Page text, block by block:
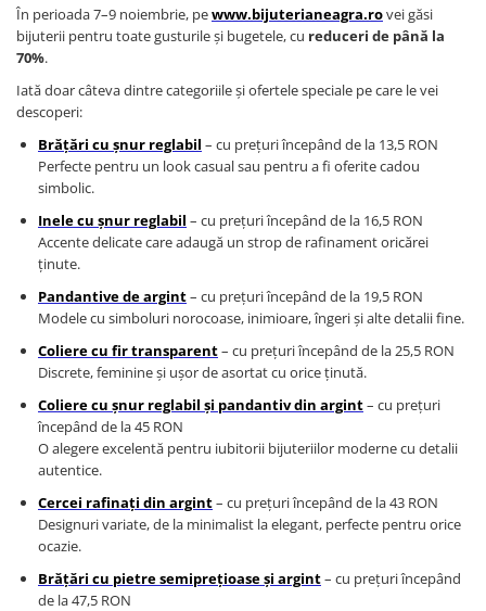
Lănțișoare cu Inimioare
Lănțișoare cu Cruce
Lănțișoare cu Soare
Lănțișoare cu Semilună
Lănțișoare cu Zodii
Lănțișoare cu Animale
Lănțișoare cu Molecule
Lănțișoare cu Pietre Naturale
Lănțișoare Argint Diverse
COLIERE CU PERLE
Coliere cu Perle Preciosa
COLIERE ȘNUR REGLABIL
Coliere cu Inimioare
Coliere cu Cruce
Coliere cu Soare
Coliere cu Semilună
Coliere cu Zodii
Coliere cu Flori
În perioada 7–9 noiembrie, pewww.bijuterianeagra.rovei găsi
bijuterii pentru toate gusturile și bugetele, cu reduceri de până la
70%.
Iată doar câteva dintre categoriile și ofertele speciale pe care le vei
descoperi:
Brățări cu șnur reglabil – cu prețuri începând de la 13,5 RON
Perfecte pentru un look casual sau pentru a fi oferite cadou
simbolic.
Inele cu șnur reglabil – cu prețuri începând de la 16,5 RON
Accente delicate care adaugă un strop de rafinament oricărei
ținute.
Pandantive de argint– cu prețuri începând de la 19,5 RON
Modele cu simboluri norocoase, inimioare, îngeri și alte detalii fine.
Coliere cu fir transparent– cu prețuri începând de la 25,5 RON
Discrete, feminine și ușor de asortat cu orice ținută.
Coliere cu șnur reglabil și pandantiv din argint– cu prețuri
începând de la 45 RON
O alegere excelentă pentru iubitorii bijuteriilor moderne cu detalii
autentice.
Cercei rafinați din argint– cu prețuri începând de la 43 RON
Designuri variate, de la minimalist la elegant, perfecte pentru orice
ocazie.
Brățări cu pietre semiprețioase și argint– cu prețuri începând
de la 47,5 RON